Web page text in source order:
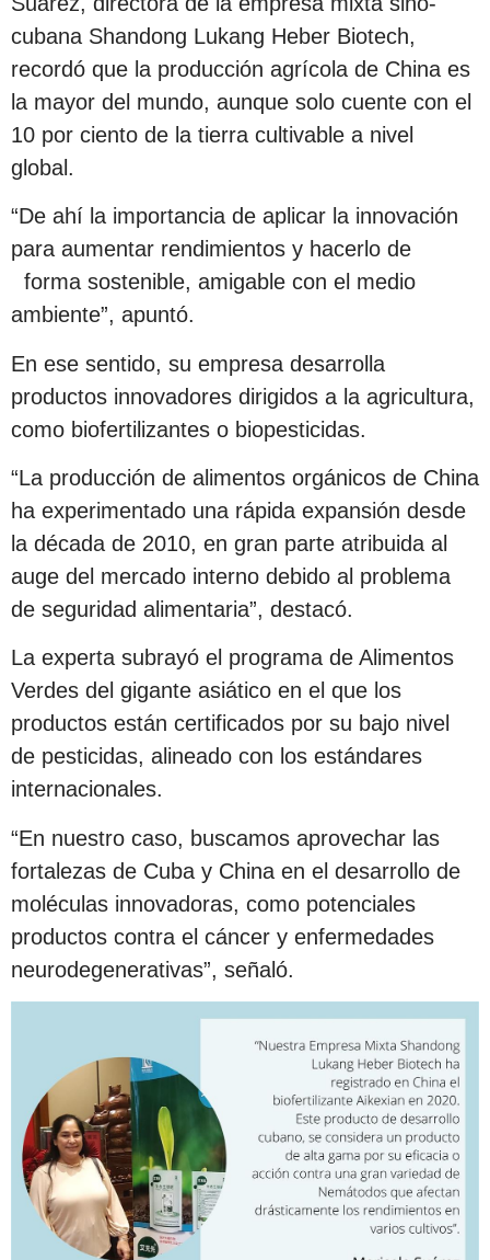
cubana Shandong Lukang Heber Biotech,
recordó que la producción agrícola de China es
la mayor del mundo, aunque solo cuente con el
10 por ciento de la tierra cultivable a nivel
global.
“De ahí la importancia de aplicar la innovación
para aumentar rendimientos y hacerlo de
forma sostenible, amigable con el medio
ambiente”, apuntó.
En ese sentido, su empresa desarrolla
productos innovadores dirigidos a la agricultura,
como biofertilizantes o biopesticidas.
“La producción de alimentos orgánicos de China
ha experimentado una rápida expansión desde
la década de 2010, en gran parte atribuida al
auge del mercado interno debido al problema
de seguridad alimentaria”, destacó.
La experta subrayó el programa de Alimentos
Verdes del gigante asiático en el que los
productos están certificados por su bajo nivel
de pesticidas, alineado con los estándares
internacionales.
“En nuestro caso, buscamos aprovechar las
fortalezas de Cuba y China en el desarrollo de
moléculas innovadoras, como potenciales
productos contra el cáncer y enfermedades
neurodegenerativas”, señaló.